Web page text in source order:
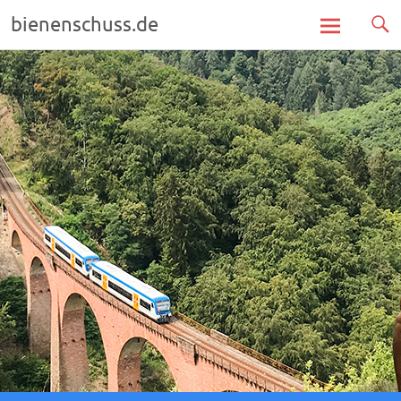
bienenschuss.de
Zum
Inhalt
springen